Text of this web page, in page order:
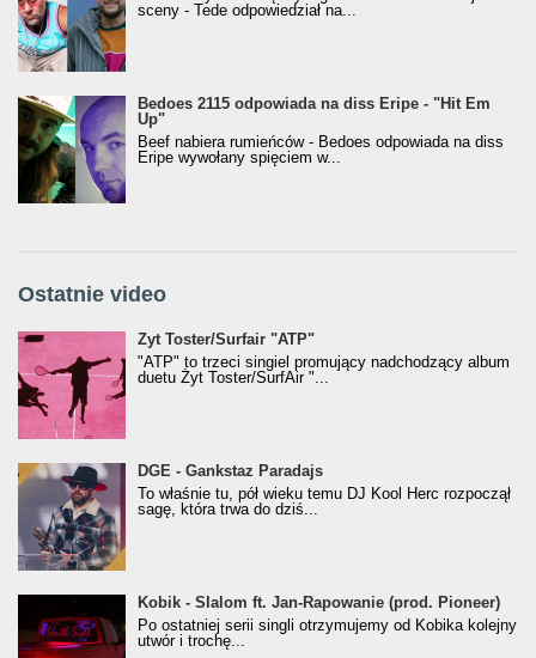
sceny - Tede odpowiedział na...
Bedoes 2115 odpowiada na diss Eripe - "Hit Em
Up"
Beef nabiera rumieńców - Bedoes odpowiada na diss
Eripe wywołany spięciem w...
Ostatnie video
Żyt Toster/SurfAir - ATP VIDEO
Żyt Toster/Surfair "ATP"
"ATP" to trzeci singiel promujący nadchodzący album
duetu Żyt Toster/SurfAir "...
donGURALesko z nagrodą za
Klasyczny/Trueschoolowy Album Roku
(Popkillery 2023)
DGE - Gankstaz Paradajs
To właśnie tu, pół wieku temu DJ Kool Herc rozpoczął
sagę, która trwa do dziś...
Kobik - Slalom ft. Jan-Rapowanie (prod. Pioneer)
[Official Music Visualiser]
Kobik - Slalom ft. Jan-Rapowanie (prod. Pioneer)
Po ostatniej serii singli otrzymujemy od Kobika kolejny
utwór i trochę...